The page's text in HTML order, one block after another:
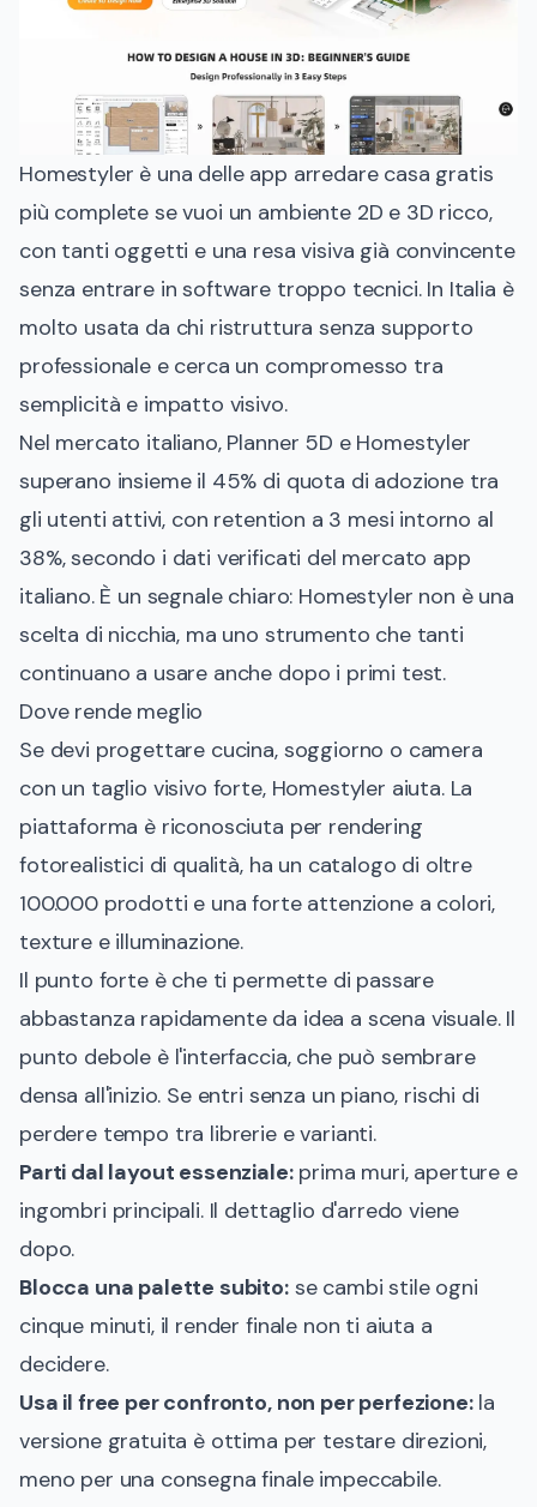
Homestyler è una delle app arredare casa gratis
più complete se vuoi un ambiente 2D e 3D ricco,
con tanti oggetti e una resa visiva già convincente
senza entrare in software troppo tecnici. In Italia è
molto usata da chi ristruttura senza supporto
professionale e cerca un compromesso tra
semplicità e impatto visivo.
Nel mercato italiano, Planner 5D e Homestyler
superano insieme il 45% di quota di adozione tra
gli utenti attivi, con retention a 3 mesi intorno al
38%, secondo i dati verificati del mercato app
italiano. È un segnale chiaro: Homestyler non è una
scelta di nicchia, ma uno strumento che tanti
continuano a usare anche dopo i primi test.
Dove rende meglio
Se devi progettare cucina, soggiorno o camera
con un taglio visivo forte, Homestyler aiuta. La
piattaforma è riconosciuta per rendering
fotorealistici di qualità, ha un catalogo di oltre
100.000 prodotti e una forte attenzione a colori,
texture e illuminazione.
Il punto forte è che ti permette di passare
abbastanza rapidamente da idea a scena visuale. Il
punto debole è l'interfaccia, che può sembrare
densa all'inizio. Se entri senza un piano, rischi di
perdere tempo tra librerie e varianti.
Parti dal layout essenziale:prima muri, aperture e
ingombri principali. Il dettaglio d'arredo viene
dopo.
Blocca una palette subito:se cambi stile ogni
cinque minuti, il render finale non ti aiuta a
decidere.
Usa il free per confronto, non per perfezione:la
versione gratuita è ottima per testare direzioni,
meno per una consegna finale impeccabile.